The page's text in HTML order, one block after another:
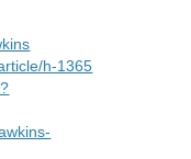
h-1365